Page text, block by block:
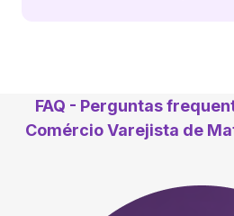
FAQ - Perguntas
Comércio Varejista de